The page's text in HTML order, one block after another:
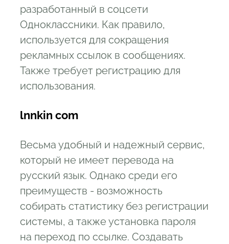
разработанный в соцсети
Одноклассники. Как правило,
используется для сокращения
рекламных ссылок в сообщениях.
Также требует регистрацию для
использования.
lnnkin com
Весьма удобный и надежный сервис,
который не имеет перевода на
русский язык. Однако среди его
преимуществ - возможность
собирать статистику без регистрации
системы, а также установка пароля
на переход по ссылке. Создавать